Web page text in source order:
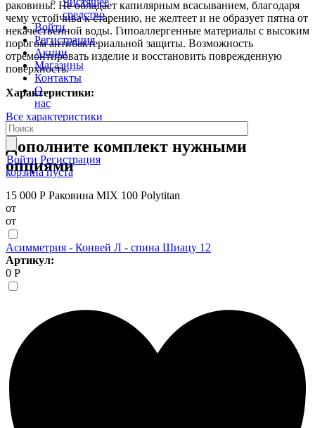
средство
Войти
Регистрация
Акции
Магазины
Контакты
О
нас
Войти Регистрация
корзина пуста
раковины. Не обладает капилярным всасыванием, благодаря
чему устойчива к старению, не желтеет и не образует пятна от
некачественной воды. Гипоаллергенные материалы с высоким
порогом антибактериальной защиты. Возможность
отремонтировать изделие и восстановить поврежденную
поверхность.
Характеристики:
Все характеристики
Дополните комплект нужными
опциями
15 000 Р Раковина MIX 100 Polytitan
от
от
Асимметрия - Конвей Л - спина Шиацу 12
Артикул:
0 Р